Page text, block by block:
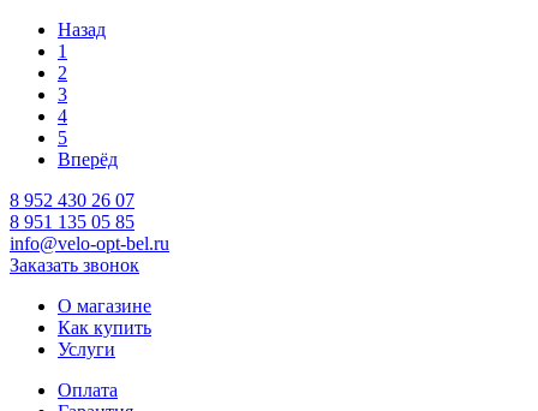
Назад
1
2
3
4
5
Вперёд
8 952 430 26 07
8 951 135 05 85
info@velo-opt-bel.ru
Заказать звонок
О магазине
Как купить
Услуги
Оплата